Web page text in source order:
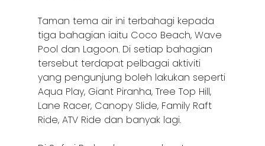
Taman tema air ini terbahagi kepada
tiga bahagian iaitu Coco Beach, Wave
Pool dan Lagoon. Di setiap bahagian
tersebut terdapat pelbagai aktiviti
yang pengunjung boleh lakukan seperti
Aqua Play, Giant Piranha, Tree Top Hill,
Lane Racer, Canopy Slide, Family Raft
Ride, ATV Ride dan banyak lagi.